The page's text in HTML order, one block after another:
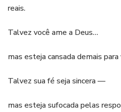
reais.
Talvez você ame a Deus…
mas esteja cansada demais
Talvez sua fé seja sincera —
mas esteja sufocada pelas